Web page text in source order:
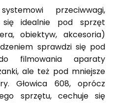
przeciwwagi,
się idealnie pod sprzęt
obiektyw, akcesoria)
sprawdzi się pod
filmowania aparaty
ale też pod mniejsze
Głowica 608, oprócz
sprzętu, cechuje się